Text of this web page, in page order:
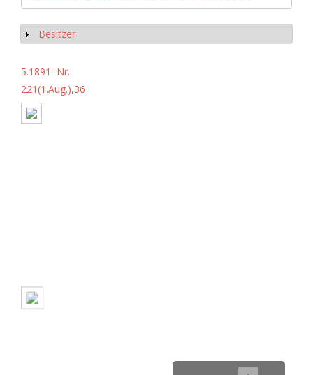
Anzeigen
Besitzer
5.1891=Nr.
221(1.Aug.),36